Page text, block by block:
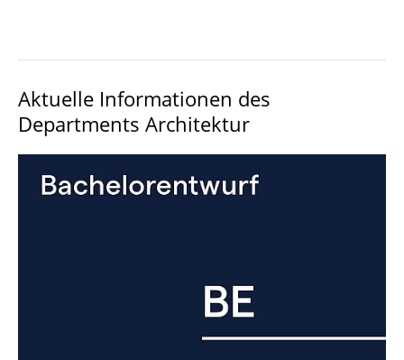
Aktuelle Informationen des
Departments Architektur